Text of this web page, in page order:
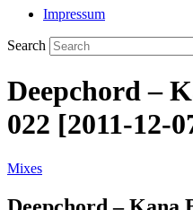
Impressum
Search
Deepchord –
022 [2011-12-
Mixes